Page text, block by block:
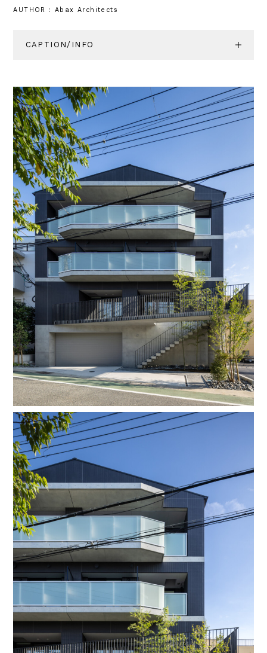
AUTHOR : Abax Architects
CAPTION/INFO